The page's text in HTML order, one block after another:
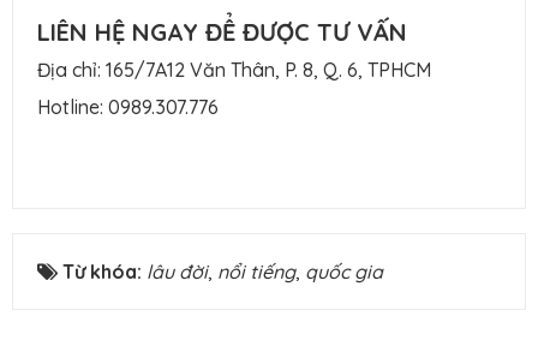
LIÊN HỆ NGAY ĐỂ ĐƯỢC TƯ VẤN
Địa chỉ: 165/7A12 Văn Thân, P. 8, Q. 6, TPHCM
Hotline: 0989.307.776
Từ khóa: lâu đời, nổi tiếng, quốc gia